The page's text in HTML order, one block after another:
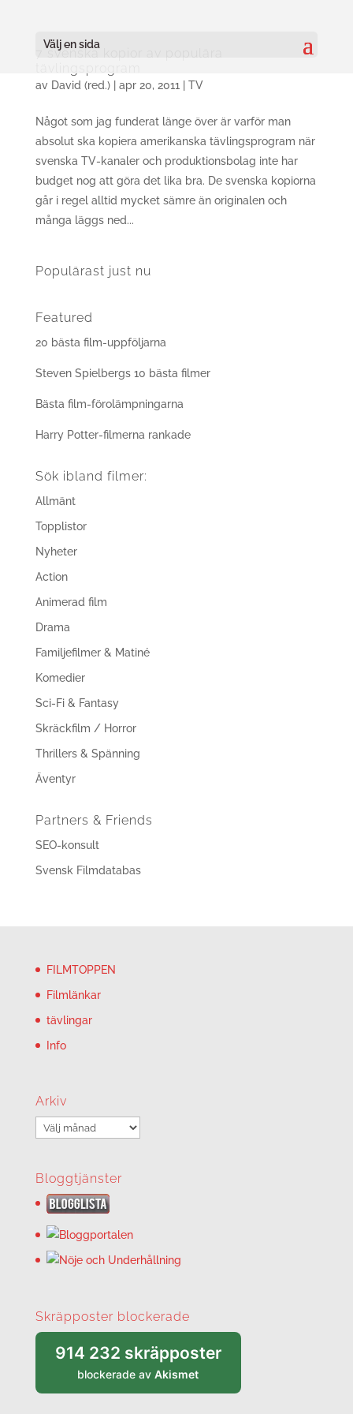
Välj en sida
7 svenska kopior av populära
av David (red.)| apr 20, 2011 TV
Något som jag funderat länge över är varför man
absolut ska kopiera amerikanska tävlingsprogram när
svenska TV-kanaler och produktionsbolag inte har
budget nog att göra det lika bra. De svenska kopiorna
går i regel alltid mycket sämre än originalen och
många läggs ned...
Populärast just nu
Featured
20 bästa film-uppföljarna
Steven Spielbergs 10 bästa filmer
Bästa film-förolämpningarna
Harry Potter-filmerna rankade
Sök ibland filmer:
Allmänt
Topplistor
Nyheter
Action
Animerad film
Drama
Familjefilmer & Matiné
Komedier
Sci-Fi & Fantasy
Skräckfilm / Horror
Thrillers & Spänning
Äventyr
Partners & Friends
SEO-konsult
Svensk Filmdatabas
FILMTOPPEN
Filmlänkar
tävlingar
Info
Arkiv
Arkiv
Bloggtjänster
Skräpposter blockerade
914 232 skräpposter
blockerade avAkismet